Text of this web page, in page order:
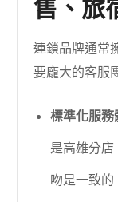
售、旅
連鎖品牌通常
要龐大的客服
標準化服務
是高雄分
吻是一致